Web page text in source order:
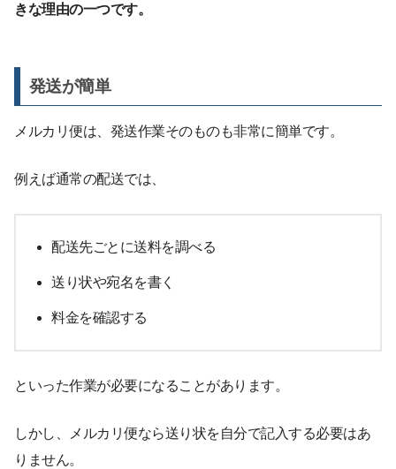
きな理由の一つです。
発送が簡単
メルカリ便は、発送作業そのものも非常に簡単です。
例えば通常の配送では、
配送先ごとに送料を調べる
送り状や宛名を書く
料金を確認する
といった作業が必要になることがあります。
しかし、メルカリ便なら送り状を自分で記入する必要はあ
りません。